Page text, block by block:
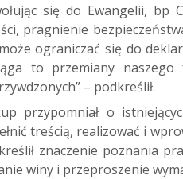
się do Ewangelii, bp
pragnienie
ograniczać się do
to przemiany
– podkreślił.
przypomniał o
treścią, realizować i
znaczenie poznania
winy i przeproszenie